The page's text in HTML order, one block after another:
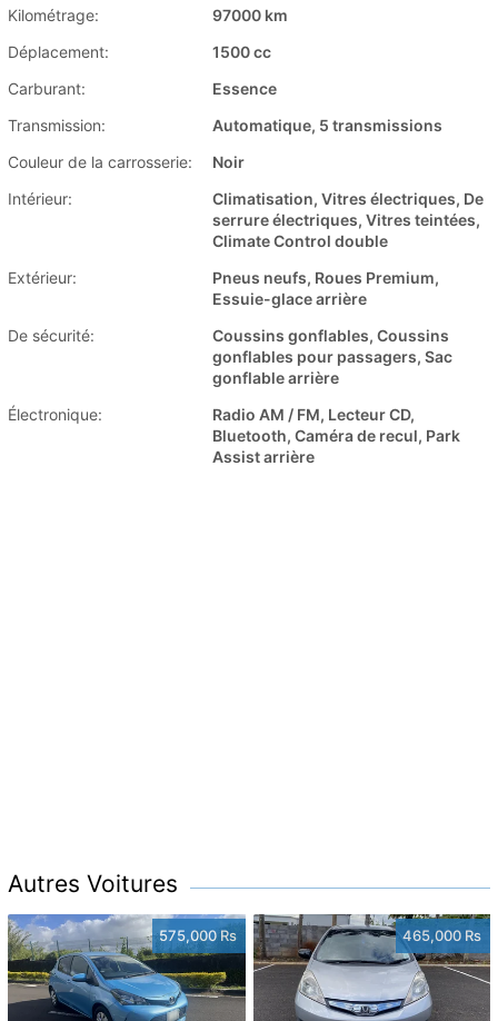
Kilométrage:
97000 km
Déplacement:
1500 cc
Carburant:
Essence
Transmission:
Automatique, 5 transmissions
Couleur de la carrosserie:
Noir
Intérieur:
Climatisation, Vitres électriques, De
serrure électriques, Vitres teintées,
Climate Control double
Extérieur:
Pneus neufs, Roues Premium,
Essuie-glace arrière
De sécurité:
Coussins gonflables, Coussins
gonflables pour passagers, Sac
gonflable arrière
Électronique:
Radio AM / FM, Lecteur CD,
Bluetooth, Caméra de recul, Park
Assist arrière
Autres Voitures
575,000 Rs 465,000 Rs